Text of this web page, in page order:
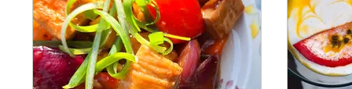
Blog Basisrecepten Drinks Feestdagen
Zuid-Amerikaans Herfst pornstar martini